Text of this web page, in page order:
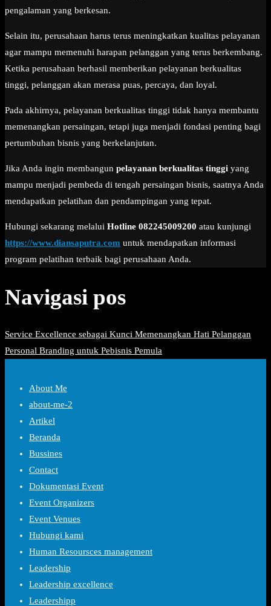
pengalaman yang berkesan.
Selain itu, perusahaan harus terus meningkatkan kualitas pelayanan
agar mampu memenuhi harapan pelanggan yang terus berkembang.
Ketika perusahaan berhasil memberikan pelayanan berkualitas
tinggi, pelanggan akan merasa puas, percaya, dan loyal.
Pada akhirnya, pelayanan berkualitas tinggi tidak hanya membantu
memenangkan persaingan, tetapi juga menjadi fondasi penting bagi
pertumbuhan bisnis yang berkelanjutan.
Jika Anda ingin membangun pelayanan berkualitas tinggi yang
mampu menjadi pembeda di tengah persaingan bisnis, saatnya Anda
mendapatkan pelatihan dan pendampingan yang tepat.
Hubungi sekarang melalui Hotline 082245009200 atau kunjungi
https://www.diansaputra.com untuk mendapatkan informasi
program pelatihan terbaik bagi perusahaan Anda.
Navigasi pos
Service Excellence sebagai Kunci Memenangkan Hati Pelanggan
Personal Branding untuk Pebisnis Pemula
About Me
about-me-2
Artikel
Beranda
Bussines
Contact
Dokumentasi Event
Event Organizers
Event Venues
Hubungi kami
Human Resoursces management
Leadership
Leadership excellence
Leadershipp